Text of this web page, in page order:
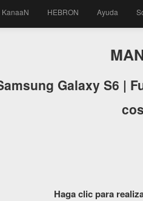
KanaaN HEBRON Ayuda
Galaxy S6 |
Haga clic para